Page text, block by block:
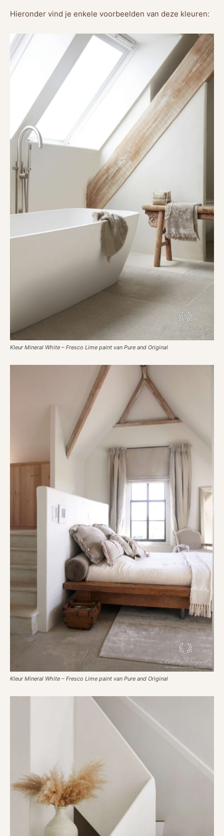
Hieronder vind je enkele voorbeelden van deze kleuren:
Kleur Mineral White – Fresco Lime paint van Pure and Original
Kleur Mineral White – Fresco Lime paint van Pure and Original